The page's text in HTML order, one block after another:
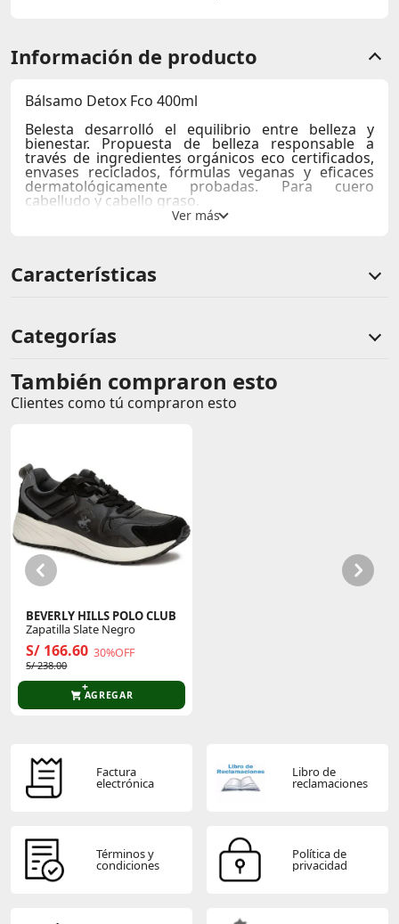
Información de producto
Bálsamo Detox Fco 400ml
Belesta desarrolló el equilibrio entre belleza y
bienestar. Propuesta de belleza responsable a
través de ingredientes orgánicos eco certificados,
envases reciclados, fórmulas veganas y eficaces
dermatológicamente probadas. Para cuero
cabelludo y cabello graso.
Luego enjuague con agua tibia, hasta retirar todo
el producto.
Características
Categorías
Comentarios de clientes
Comentarios de clientes que compraron este producto
Este producto aún no tiene calificaciones.
Sé el primero en comentar y acumula Puntos.
También compraron esto
Clientes como tú compraron esto
BEVERLY HILLS POLO CLUB
Zapatilla Slate Negro
S/ 166.60 30%OFF
S/ 238.00
AGREGAR
Factura
electrónica
Libro de
reclamaciones
Términos y
condiciones
Política de
privacidad